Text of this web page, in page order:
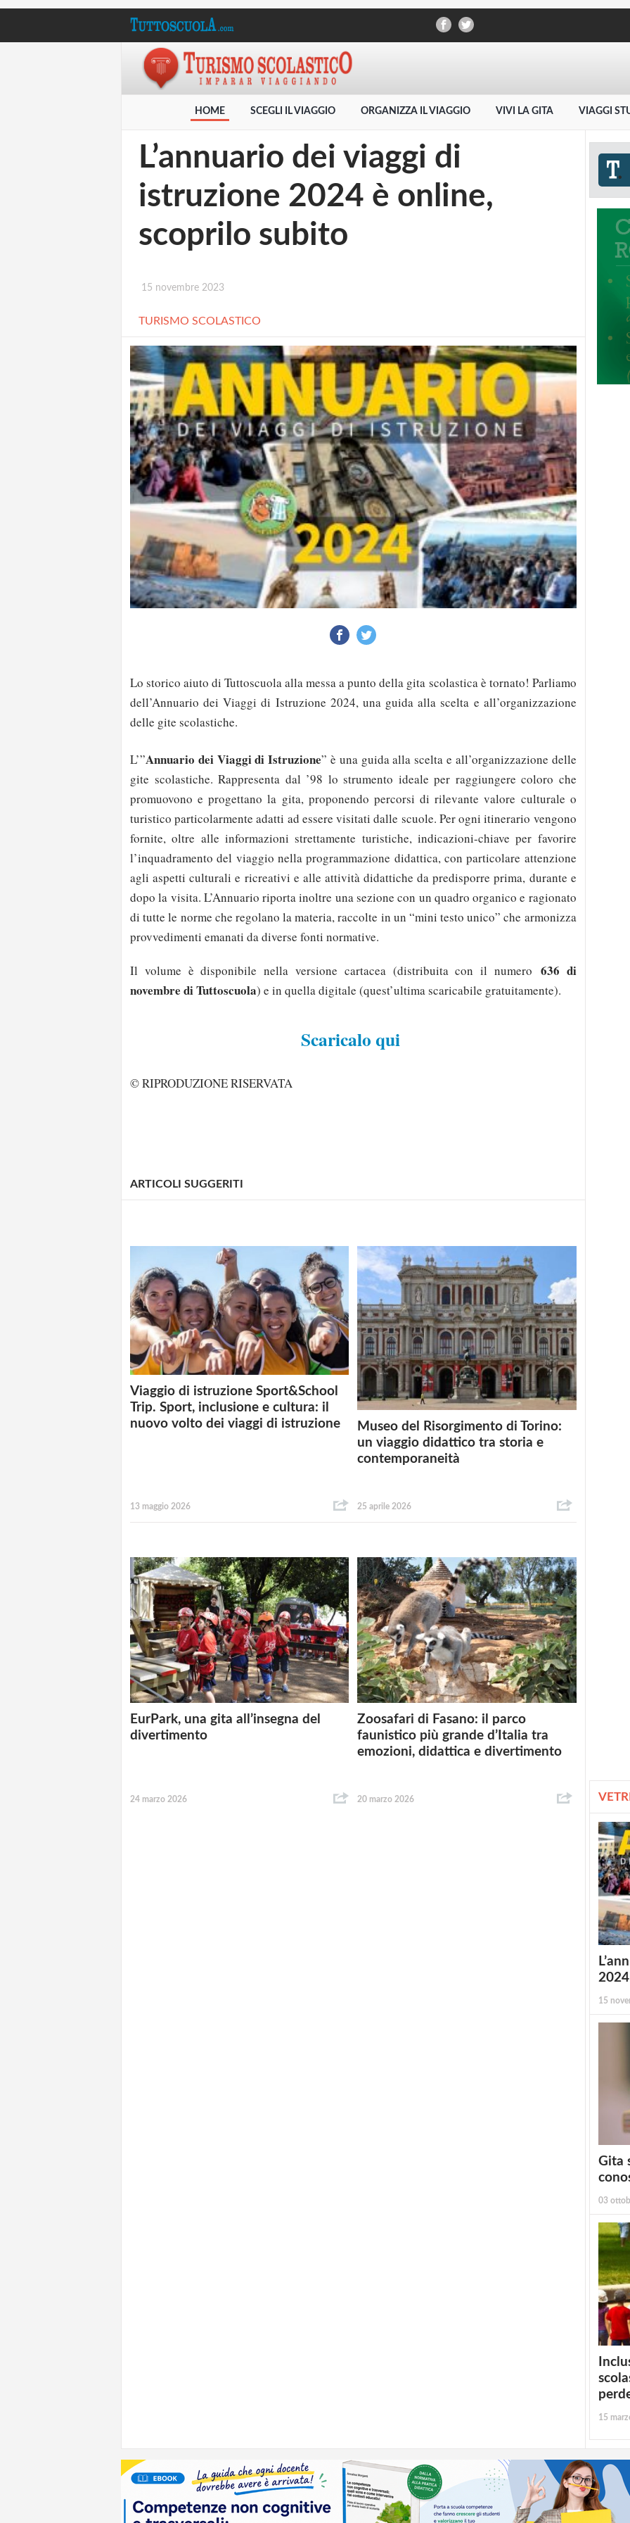
HOME SCEGLI IL VIAGGIO ORGANIZZA IL VIAGGIO VIVI LA GITA VIAGGI
L’annuario dei viaggi di
istruzione 2024 è online,
scoprilo subito
15 novembre 2023
TURISMO SCOLASTICO
Lo storico aiuto di Tuttoscuola alla messa a punto della gita scolastica è tornato! Parliamo
dell’Annuario dei Viaggi di Istruzione 2024, una guida alla scelta e all’organizzazione
delle gite scolastiche.
L’”Annuario dei Viaggi di Istruzione” è una guida alla scelta e all’organizzazione delle
gite scolastiche. Rappresenta dal ’98 lo strumento ideale per raggiungere coloro che
promuovono e progettano la gita, proponendo percorsi di rilevante valore culturale o
turistico particolarmente adatti ad essere visitati dalle scuole. Per ogni itinerario vengono
fornite, oltre alle informazioni strettamente turistiche, indicazioni-chiave per favorire
l’inquadramento del viaggio nella programmazione didattica, con particolare attenzione
agli aspetti culturali e ricreativi e alle attività didattiche da predisporre prima, durante e
dopo la visita. L’Annuario riporta inoltre una sezione con un quadro organico e ragionato
di tutte le norme che regolano la materia, raccolte in un “mini testo unico” che armonizza
provvedimenti emanati da diverse fonti normative.
Il volume è disponibile nella versione cartacea (distribuita con il numero 636 di
novembre di Tuttoscuola) e in quella digitale (quest’ultima scaricabile gratuitamente).
Scaricalo qui
© RIPRODUZIONE RISERVATA
ARTICOLI SUGGERITI
Viaggio di istruzione Sport&School
Trip. Sport, inclusione e cultura: il
nuovo volto dei viaggi di istruzione
13 maggio 2026
Museo del Risorgimento di Torino:
un viaggio didattico tra storia e
contemporaneità
25 aprile 2026
EurPark, una gita all’insegna del
divertimento
24 marzo 2026
Zoosafari di Fasano: il parco
faunistico più grande d’Italia tra
emozioni, didattica e divertimento
20 marzo 2026
15
Gita
03
15